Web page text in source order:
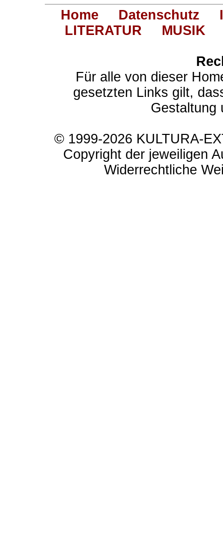
Home Datenschutz
LITERATUR
MUSIK
Für alle von dieser
gesetzten Links gilt,
Gestaltung
© 1999-2026 KULTURA-
Copyright der jeweiligen
Widerrechtliche